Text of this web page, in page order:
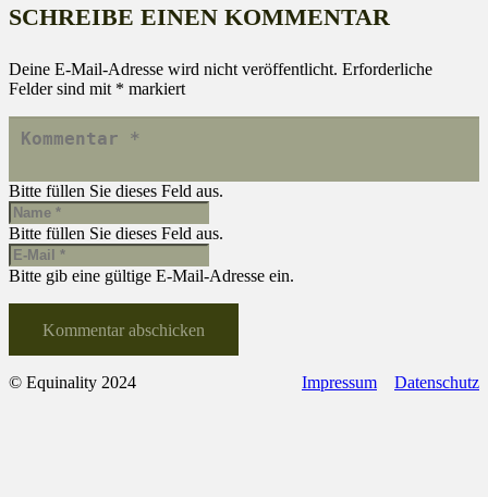
SCHREIBE EINEN KOMMENTAR
Deine E-Mail-Adresse wird nicht veröffentlicht. Erforderliche
Felder sind mit * markiert
Bitte füllen Sie dieses Feld aus.
Bitte füllen Sie dieses Feld aus.
Bitte gib eine gültige E-Mail-Adresse ein.
Kommentar abschicken
© Equinality 2024 Impressum Datenschutz